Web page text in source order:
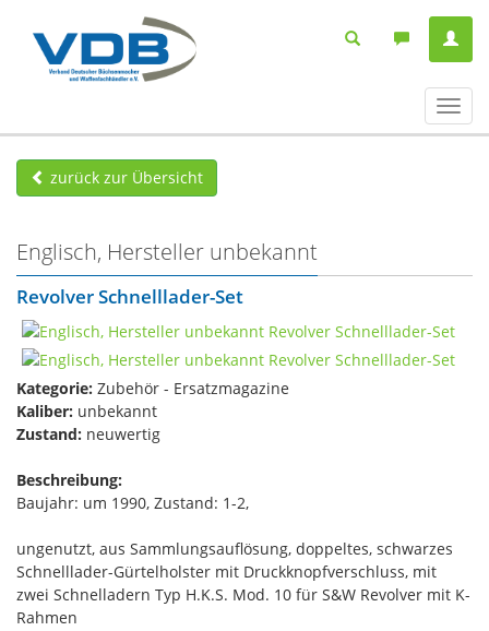
ein-/
zurück zur Übersicht
Englisch, Hersteller unbekannt
Revolver Schnelllader-Set
Kategorie: Zubehör - Ersatzmagazine
Kaliber: unbekannt
Zustand: neuwertig
Beschreibung:
Baujahr: um 1990, Zustand: 1-2,
ungenutzt, aus Sammlungsauflösung, doppeltes, schwarzes
Schnelllader-Gürtelholster mit Druckknopfverschluss, mit
zwei Schnelladern Typ H.K.S. Mod. 10 für S&W Revolver mit K-
Rahmen